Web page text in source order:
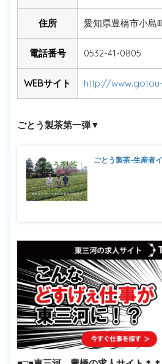
住所 愛知県豊橋市小島
電話番号 0532-41-0805
WEBサイト http://
ごとう製茶第一弾▼
ごとう製茶-生産者